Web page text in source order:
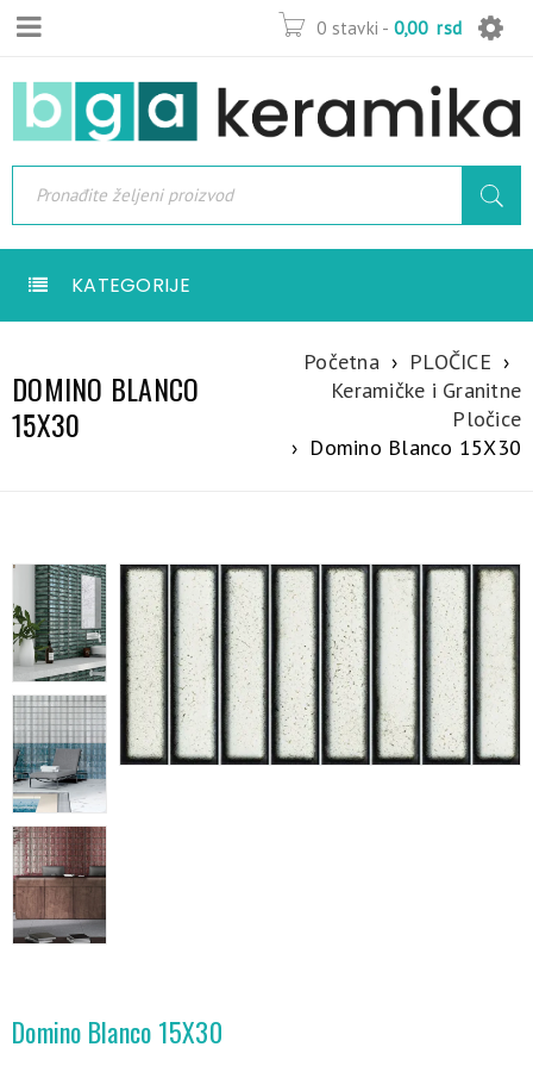
0 stavki - 0,00 rsd
KATEGORIJE
DOMINO BLANCO
15X30
Početna › PLOČICE ›
Keramičke i Granitne
Pločice
› Domino Blanco 15X30
Domino Blanco 15X30